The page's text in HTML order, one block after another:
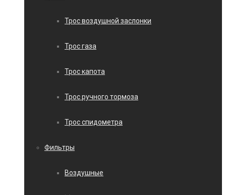
Трос воздушной заслонки
Трос газа
Трос капота
Трос ручного тормоза
Трос спидометра
Фильтры
Воздушные